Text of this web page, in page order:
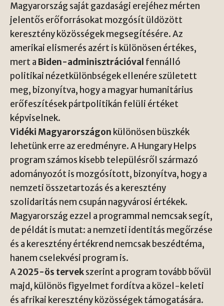
Magyarország saját gazdasági erejéhez mérten
jelentős erőforrásokat mozgósít üldözött
keresztény közösségek megsegítésére. Az
amerikai elismerés azért is különösen értékes,
mert a Biden-adminisztrációval fennálló
politikai nézetkülönbségek ellenére született
meg, bizonyítva, hogy a magyar humanitárius
erőfeszítések pártpolitikán felüli értéket
képviselnek.
Vidéki Magyarországon különösen büszkék
lehetünk erre az eredményre. A Hungary Helps
program számos kisebb településről származó
adományozót is mozgósított, bizonyítva, hogy a
nemzeti összetartozás és a keresztény
szolidaritás nem csupán nagyvárosi értékek.
Magyarország ezzel a programmal nemcsak segít,
de példát is mutat: a nemzeti identitás megőrzése
és a keresztény értékrend nemcsak beszédtéma,
hanem cselekvési program is.
A2025-ös tervekszerint a program tovább bővül
majd, különös figyelmet fordítva a közel-keleti
és afrikai keresztény közösségek támogatására.